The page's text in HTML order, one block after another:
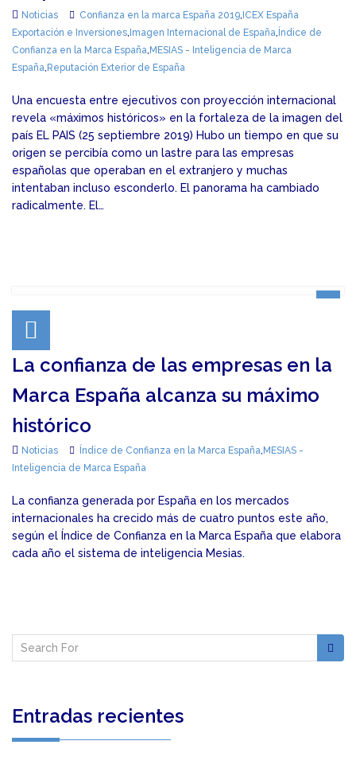
Noticias Confianza en la marca España 2019, ICEX España
Exportación e Inversiones, Imagen Internacional de España, Índice de
Confianza en la Marca España, MESIAS - Inteligencia de Marca
España, Reputación Exterior de España
Una encuesta entre ejecutivos con proyección internacional
revela «máximos históricos» en la fortaleza de la imagen del
país EL PAIS (25 septiembre 2019) Hubo un tiempo en que su
origen se percibía como un lastre para las empresas
españolas que operaban en el extranjero y muchas
intentaban incluso esconderlo. El panorama ha cambiado
radicalmente. El…
La confianza de las empresas en la
Marca España alcanza su máximo
histórico
Noticias Índice de Confianza en la Marca España, MESIAS -
Inteligencia de Marca España
La confianza generada por España en los mercados
internacionales ha crecido más de cuatro puntos este año,
según el Índice de Confianza en la Marca España que elabora
cada año el sistema de inteligencia Mesias.
Entradas recientes